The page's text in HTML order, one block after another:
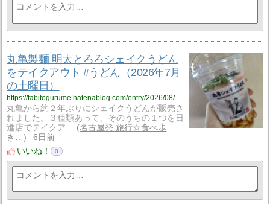
丸亀製麺 明太とろろシェイクうどん
をテイクアウト #うどん（2026年7月
の土曜日）
https://tabitogurume.hatenablog.com/entry/2026/08/02/103322
丸亀から約２年ぶりにシェイクうどんが販売さ
れました。３種類あって、そのうちの１つを日
進店でテイクア…
名古屋発 旅行☆食べ歩
き…
6日前
いいね！
0